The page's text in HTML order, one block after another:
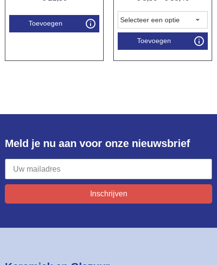
Toevoegen
Toevoegen
Meld je nu aan voor onze nieuwsbrief​
Inschrijven